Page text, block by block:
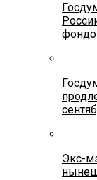
Экс-